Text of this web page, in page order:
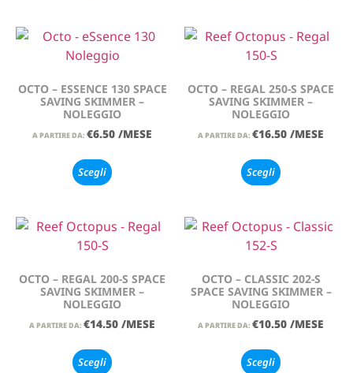
OCTO – ESSENCE 130 SPACE
SAVING SKIMMER –
NOLEGGIO
A PARTIRE DA: €6.50 /MESE
Scegli
OCTO – REGAL 250-S SPACE
SAVING SKIMMER –
NOLEGGIO
A PARTIRE DA: €16.50 /MESE
Scegli
OCTO – REGAL 200-S SPACE
SAVING SKIMMER –
NOLEGGIO
A PARTIRE DA: €14.50 /MESE
Scegli
OCTO – CLASSIC 202-S
SPACE SAVING SKIMMER –
NOLEGGIO
A PARTIRE DA: €10.50 /MESE
Scegli